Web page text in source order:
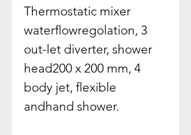
Thermostatic mixer
waterflowregolation, 3
out-let diverter, shower
head200 x 200 mm, 4
body jet, flexible
andhand shower.